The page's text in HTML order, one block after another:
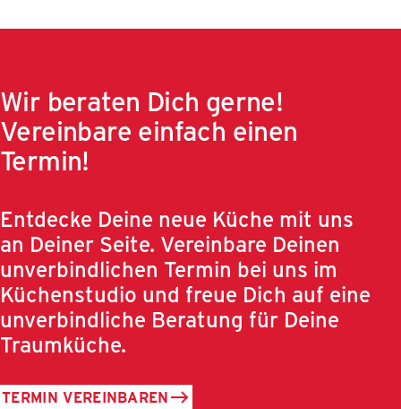
Wir beraten Dich gerne!
Vereinbare einfach einen
Termin!
Entdecke Deine neue Küche mit uns
an Deiner Seite. Vereinbare Deinen
unverbindlichen Termin bei uns im
Küchenstudio und freue Dich auf eine
unverbindliche Beratung für Deine
Traumküche.
TERMIN VEREINBAREN